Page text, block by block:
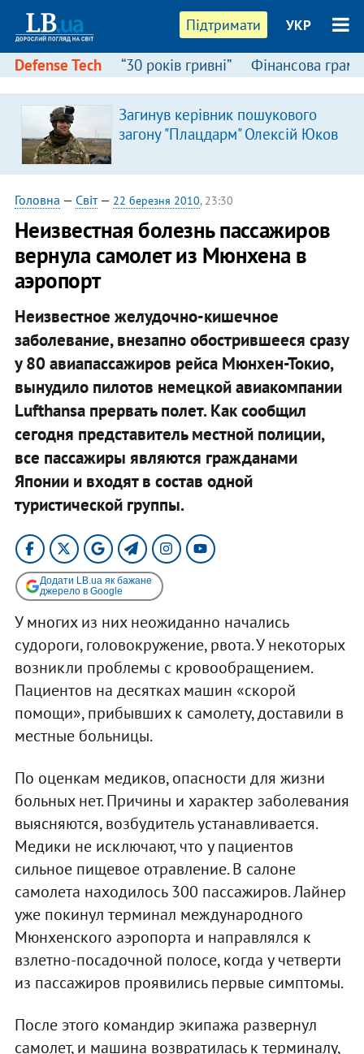
Підтримати УКР
Defense Tech “30 років гривні” Фінансова
Загинув керівник пошукового
загону "Плацдарм" Олексій Юков
Головна — Світ— 22 березня 2010, 23:30
Неизвестная болезнь пассажиров
вернула самолет из Мюнхена в
аэропорт
Неизвестное желудочно-кишечное
заболевание, внезапно обострившееся сразу
у 80 авиапассажиров рейса Мюнхен-Токио,
вынудило пилотов немецкой авиакомпании
Lufthansa прервать полет. Как сообщил
сегодня представитель местной полиции,
все пассажиры являются гражданами
Японии и входят в состав одной
туристической группы.
Додати LB.ua як бажане
джерело в Google
У многих из них неожиданно начались
судороги, головокружение, рвота. У некоторых
возникли проблемы с кровообращением.
Пациентов на десятках машин «скорой
помощи», прибывших к самолету, доставили в
местные больницы.
По оценкам медиков, опасности для жизни
больных нет. Причины и характер заболевания
выясняются, возбудитель устанавливается.
Медики не исключают, что у пациентов
сильное пищевое отравление. В салоне
самолета находилось 300 пассажиров. Лайнер
уже покинул терминал международного
Мюнхенского аэропорта и направлялся к
взлетно-посадочной полосе, когда у четверти
из пассажиров проявились первые симптомы.
После этого командир экипажа развернул
самолет, и машина возвратилась к терминалу,